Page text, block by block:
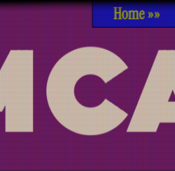
Home »»